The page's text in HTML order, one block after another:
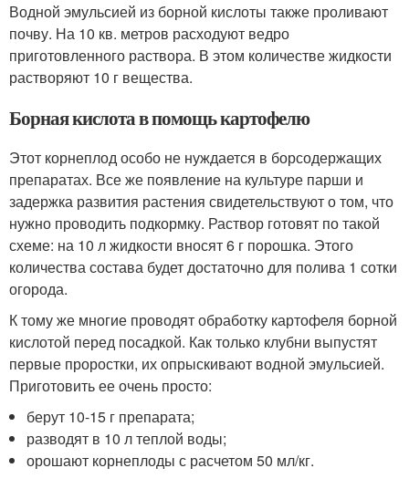
Водной эмульсией из борной кислоты также проливают
почву. На 10 кв. метров расходуют ведро
приготовленного раствора. В этом количестве жидкости
растворяют 10 г вещества.
Борная кислота в помощь картофелю
Этот корнеплод особо не нуждается в борсодержащих
препаратах. Все же появление на культуре парши и
задержка развития растения свидетельствуют о том, что
нужно проводить подкормку. Раствор готовят по такой
схеме: на 10 л жидкости вносят 6 г порошка. Этого
количества состава будет достаточно для полива 1 сотки
огорода.
К тому же многие проводят обработку картофеля борной
кислотой перед посадкой. Как только клубни выпустят
первые проростки, их опрыскивают водной эмульсией.
Приготовить ее очень просто:
берут 10-15 г препарата;
разводят в 10 л теплой воды;
орошают корнеплоды с расчетом 50 мл/кг.